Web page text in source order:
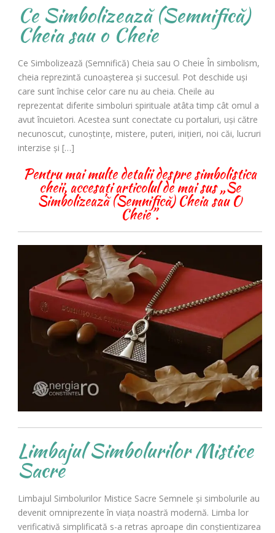
Ce Simbolizează (Semnifică)
Cheia sau o Cheie
Ce Simbolizează (Semnifică) Cheia sau O Cheie În simbolism,
cheia reprezintă cunoașterea și succesul. Pot deschide uși
care sunt închise celor care nu au cheia. Cheile au
reprezentat diferite simboluri spirituale atâta timp cât omul a
avut încuietori. Acestea sunt conectate cu portaluri, uși către
necunoscut, cunoștințe, mistere, puteri, inițieri, noi căi, lucruri
interzise și […]
Pentru mai multe detalii despre simbolistica
cheii, accesați articolul de mai sus „Se
Simbolizează (Semnifică) Cheia sau O
Cheie”.
Limbajul Simbolurilor Mistice
Sacre
Limbajul Simbolurilor Mistice Sacre Semnele și simbolurile au
devenit omniprezente în viața noastră modernă. Limba lor
verificativă simplificată s-a retras aproape din conștientizarea